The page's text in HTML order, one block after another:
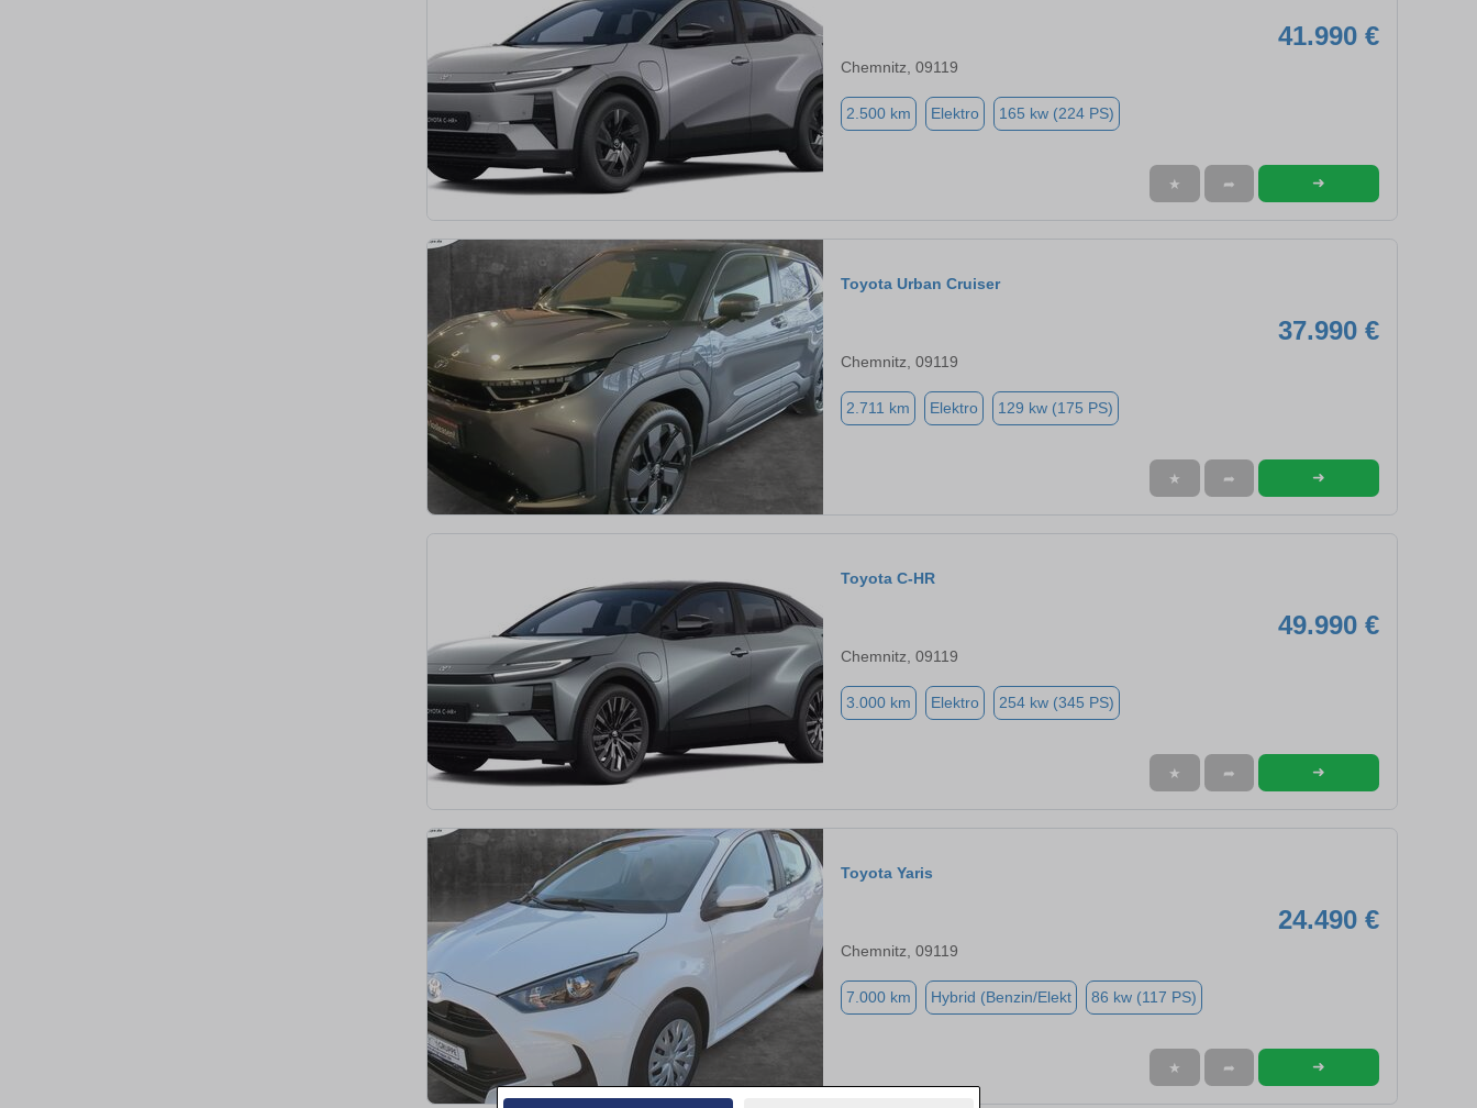
41.990 €
Chemnitz, 09119
2.500 km Elektro 165 kw (224 PS)
★ ➦ ➜
Toyota Urban Cruiser
37.990 €
Chemnitz, 09119
2.711 km Elektro 129 kw (175 PS)
★ ➦ ➜
Toyota C-HR
49.990 €
Chemnitz, 09119
3.000 km Elektro 254 kw (345 PS)
★ ➦ ➜
Toyota Yaris
24.490 €
Chemnitz, 09119
7.000 km Hybrid (Benzin/Elekt 86 kw (117 PS)
★ ➦ ➜